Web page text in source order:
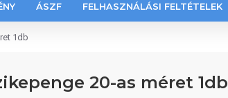
ÁSZF FELHASZNÁLÁSI FELTÉTELEK
1db
20-as méret 1db